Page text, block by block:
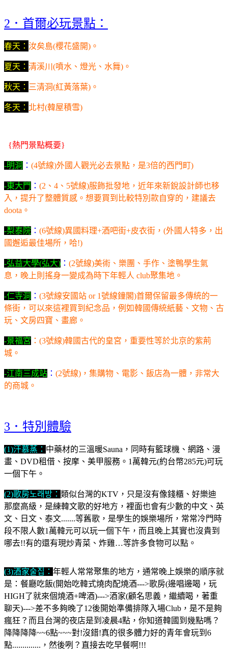
2 ．首爾必玩景點：
春天： 汝矣島(櫻花盛開) 。
夏天： 清溪川(噴水、燈光、水舞) 。
秋天： 三清洞(紅黃落葉) 。
冬天： 北村(韓屋積雪)
{熱門景點概要}
-明洞 ： (4號線)外國人觀光必去景點，是3倍的西門町)
-東大門 ： (2、4、5號線)服飾批發地，近年來新銳設計師也移
入，提升了整體質感。想要買到比較特別款自穿的，建議去
doota。
-梨泰院 ： (6號線)異國料理+酒吧街+皮衣街，(外國人特多，出
國邂逅最佳場所，哈!)
-弘益大學(弘大) ： (2號線)美術、樂團、手作、塗鴨學生氣
息，晚上則搖身一變成為時下年輕人 club聚集地。
-仁寺洞 ： (3號線安國站 or 1號線鐘閣)首爾保留最多傳統的一
條街，可以來這裡買到紀念品，例如韓國傳統紙藝、文物、古
玩、文房四寶、畫廊。
-景福宮 ：(3號線)韓國古代的皇宮，重要性等於北京的紫荊
城。
-江南三成站 ： (2號線)，集購物、電影、飯店為一體，非常大
的商城。
3 ．特別體驗
(1)汗慕蒸： 中藥材的三溫暖Sauna，同時有籃球機、網路、漫
畫、DVD租借、按摩、美甲服務。1萬韓元(約台幣285元)可玩
一個下午。
(2)歌房노래방： 類似台灣的KTV，只是沒有像錢櫃、好樂迪
那麼高級，是練韓文歌的好地方，裡面也會有少數的中文、英
文、日文、泰文.......等舊歌，是學生的娛樂場所，常常冷門時
段不限人數1萬韓元可以玩一個下午，而且晚上其實也沒貴到
哪去!!有的還有現炒青菜、炸雞…等許多食物可以點。
(3)酒家술집： 年輕人常常聚集的地方，通常晚上娛樂的順序就
是：餐廳吃飯(開始吃韓式燒肉配燒酒--->歌房(邊唱邊喝，玩
HIGH了就來個燒酒+啤酒)--->酒家(顧名思義，繼續喝，著重
聊天)--->差不多夠晚了12後開始準備排隊入場Club，是不是夠
瘋狂？而且台灣的夜店是到凌晨4點，你知道韓國到幾點嗎？
降降降降~~6點~~~對!沒錯!真的很多體力好的青年會玩到6
點.............. ，然後咧？直接去吃早餐啊!!!